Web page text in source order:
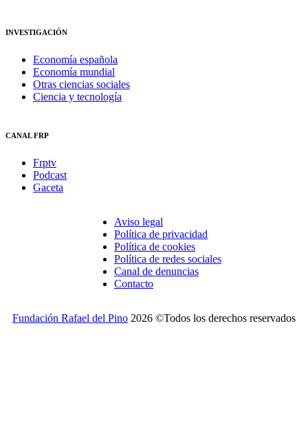
INVESTIGACIÓN
Economía española
Economía mundial
Otras ciencias sociales
Ciencia y tecnología
CANAL FRP
Frptv
Podcast
Gaceta
Aviso legal
Política de privacidad
Política de cookies
Política de redes sociales
Canal de denuncias
Contacto
Fundación Rafael del Pino 2026 ©Todos los derechos reservados